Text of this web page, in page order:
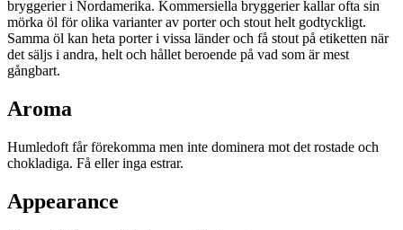
bryggerier i Nordamerika. Kommersiella bryggerier kallar ofta sin
mörka öl för olika varianter av porter och stout helt godtyckligt.
Samma öl kan heta porter i vissa länder och få stout på etiketten när
det säljs i andra, helt och hållet beroende på vad som är mest
gångbart.
Aroma
Humledoft får förekomma men inte dominera mot det rostade och
chokladiga. Få eller inga estrar.
Appearance